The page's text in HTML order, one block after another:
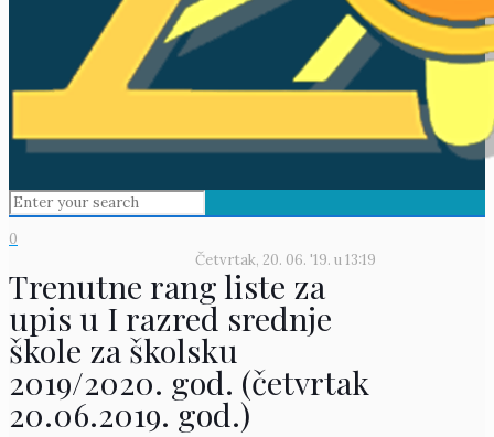
0
Četvrtak, 20. 06. '19. u13:19
Trenutne rang liste za
upis u I razred srednje
škole za školsku
2019/2020. god. (četvrtak
20.06.2019. god.)